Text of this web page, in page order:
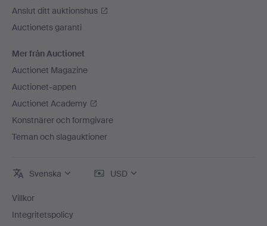
Anslut ditt auktionshus
Auctionets garanti
Mer från Auctionet
Auctionet Magazine
Auctionet-appen
Auctionet Academy
Konstnärer och formgivare
Teman och slagauktioner
Svenska USD
Villkor
Integritetspolicy